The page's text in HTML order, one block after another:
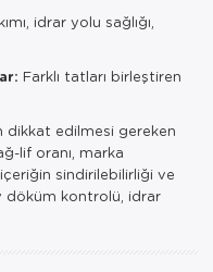
idrar yolu sağlığı,
Farklı tatları birleştiren
dikkat edilmesi gereken
lif oranı, marka
sindirilebilirliği ve
döküm kontrolü, idrar